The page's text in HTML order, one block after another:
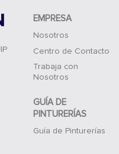
EMPRESA
Nosotros
Centro de Contacto
Trabaja con
Nosotros
GUÍA DE
PINTURERÍAS
Guía de Pinturerías